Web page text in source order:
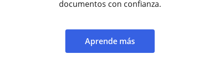
documentos con confianza.
Aprende más